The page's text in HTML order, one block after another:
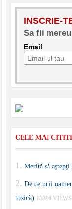
INSCRIE-
Sa fii
Email
CELE MAI
Merită să aştepţi
De ce unii
toxică) 83396 VIEWS